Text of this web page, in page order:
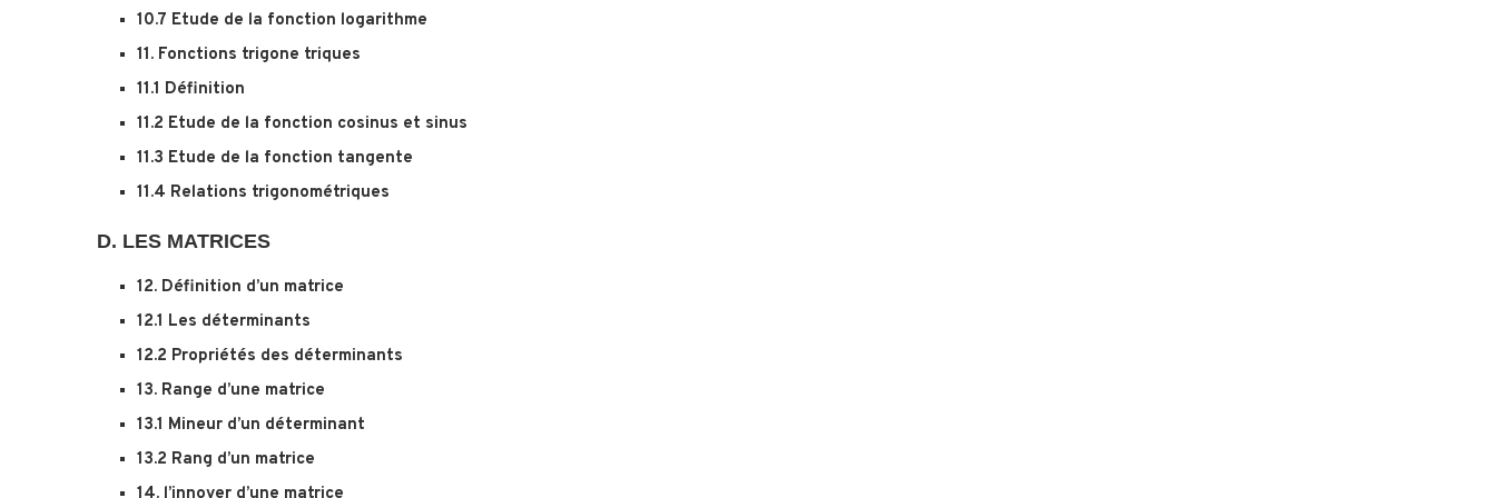
10.7 Etude de la fonction logarithme
11. Fonctions trigone triques
11.1 Définition
11.2 Etude de la fonction cosinus et sinus
11.3 Etude de la fonction tangente
11.4 Relations trigonométriques
D. LES MATRICES
12. Définition d’un matrice
12.1 Les déterminants
12.2 Propriétés des déterminants
13. Range d’une matrice
13.1 Mineur d’un déterminant
13.2 Rang d’un matrice